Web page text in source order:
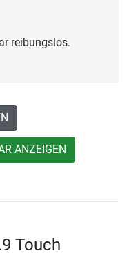
reibungslos.
ANZEIGEN
Touch